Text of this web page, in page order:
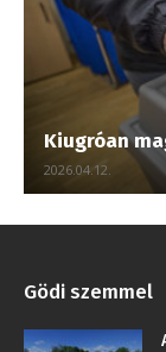
Kiugróan
2026.04.12.
Gödi szemmel